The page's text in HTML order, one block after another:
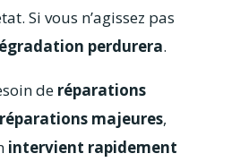
Si vous n’agissez pas
perdurera.
de réparations
majeures,
intervient rapidement